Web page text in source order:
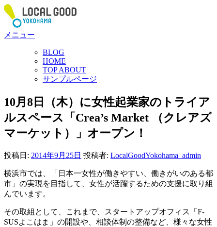
コ
ン
ン
プ
メニュー
BLOG
HOME
TOP ABOUT
サンプルページ
10月8日（木）に女性起業家のトライア
ルスペース「Crea’s Market （クレアズ
マーケット）」オープン！
投稿日: 2014年9月25日 投稿者: LocalGoodYokohama_admin
横浜市では、「日本一女性が働きやすい、働きがいのある都
市」の実現を目指して、女性が活躍するための支援に取り組
んでいます。
その取組として、これまで、スタートアップオフィス「F-
SUSよこはま」の開設や、相談体制の整備など、様々な女性